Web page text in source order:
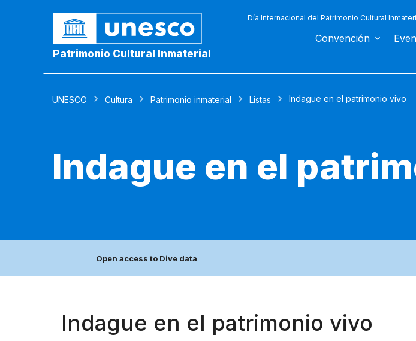
Patrimonio Cultural Inmaterial
Día Internacional del Patrimonio Cultural
Convención
UNESCO Cultura Patrimonio inmaterial Listas Indague en el patrimonio vivo
Indague en el
Open access to Dive data
Indague en el patrimonio vivo